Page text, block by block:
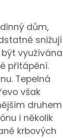
dům,
snižují
využívána
přitápění.
Tepelná
však
druhem
i několik
krbových